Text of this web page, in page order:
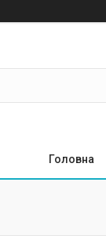
Головна